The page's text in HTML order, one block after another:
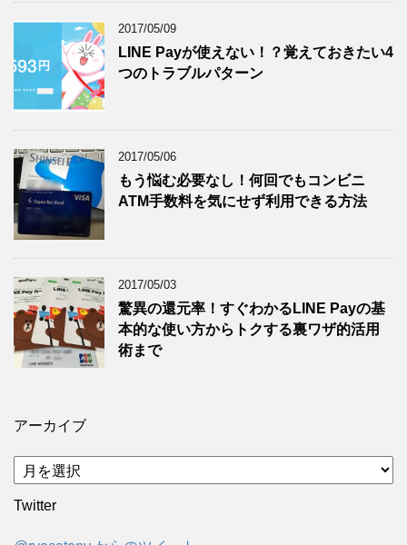
2017/05/09
LINE Payが使えない！？覚えておきたい4
つのトラブルパターン
2017/05/06
もう悩む必要なし！何回でもコンビニ
ATM手数料を気にせず利用できる方法
2017/05/03
驚異の還元率！すぐわかるLINE Payの基
本的な使い方からトクする裏ワザ的活用
術まで
アーカイブ
ア
ー
カ
Twitter